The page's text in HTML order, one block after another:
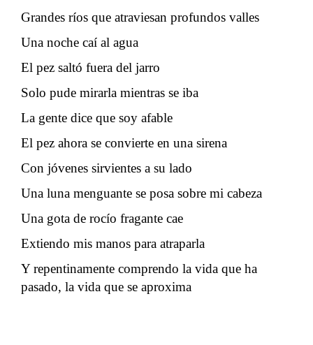
Grandes ríos que atraviesan profundos valles
Una noche caí al agua
El pez saltó fuera del jarro
Solo pude mirarla mientras se iba
La gente dice que soy afable
El pez ahora se convierte en una sirena
Con jóvenes sirvientes a su lado
Una luna menguante se posa sobre mi cabeza
Una gota de rocío fragante cae
Extiendo mis manos para atraparla
Y repentinamente comprendo la vida que ha
pasado, la vida que se aproxima